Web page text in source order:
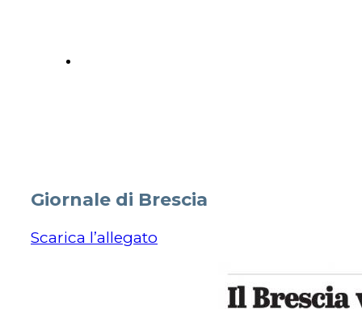
Giornale di Brescia
Scarica l’allegato